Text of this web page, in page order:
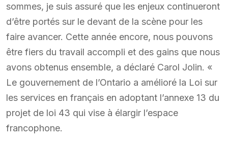
sommes, je suis assuré que les enjeux continueront
d’être portés sur le devant de la scène pour les
faire avancer. Cette année encore, nous pouvons
être fiers du travail accompli et des gains que nous
avons obtenus ensemble, a déclaré Carol Jolin. «
Le gouvernement de l’Ontario a amélioré la Loi sur
les services en français en adoptant l’annexe 13 du
projet de loi 43 qui vise à élargir l’espace
francophone.